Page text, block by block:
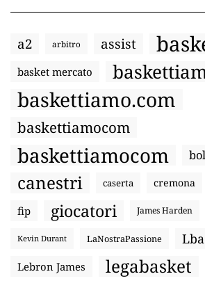
a2 arbitro assist
basket mercato
baskettiamo.com
baskettiamocom
baskettiamocom
canestri caserta cremona
fip giocatori James Harden
Kevin Durant LaNostraPassione Lba
Lebron James legabasket